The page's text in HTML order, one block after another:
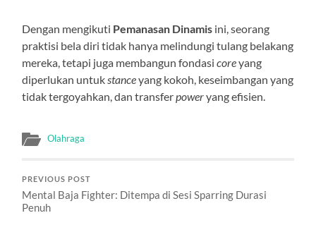
Dengan mengikuti Pemanasan Dinamis ini, seorang
praktisi bela diri tidak hanya melindungi tulang belakang
mereka, tetapi juga membangun fondasicoreyang
diperlukan untuk stanceyang kokoh, keseimbangan yang
tidak tergoyahkan, dan transfer poweryang efisien.
Olahraga
PREVIOUS POST
Mental Baja Fighter: Ditempa di Sesi Sparring Durasi
Penuh